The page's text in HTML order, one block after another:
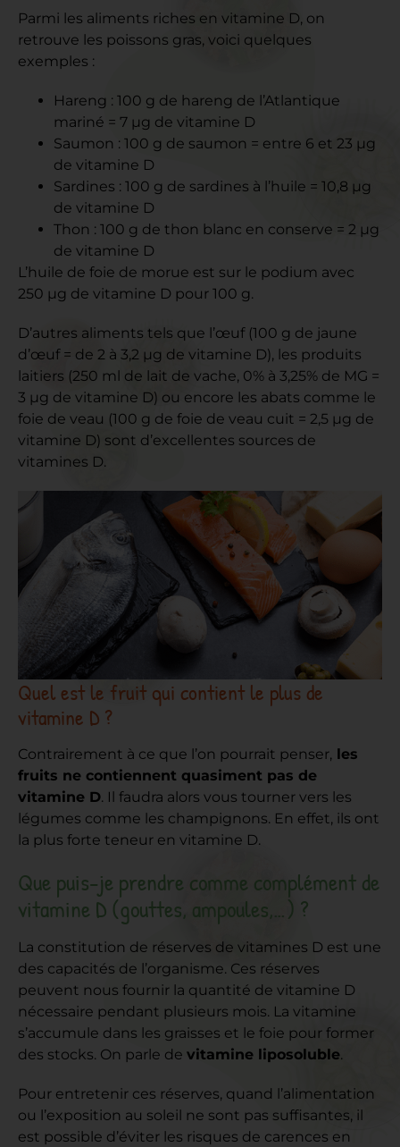
Parmi les aliments riches en vitamine D, on
retrouve les poissons gras, voici quelques
exemples :
Hareng : 100 g de hareng de l’Atlantique
mariné = 7 µg de vitamine D
Saumon : 100 g de saumon = entre 6 et 23 µg
de vitamine D
Sardines : 100 g de sardines à l’huile = 10,8 µg
de vitamine D
Thon : 100 g de thon blanc en conserve = 2 µg
de vitamine D
L’huile de foie de morue est sur le podium avec
250 µg de vitamine D pour 100 g.
D’autres aliments tels que l’œuf (100 g de jaune
d’œuf = de 2 à 3,2 µg de vitamine D), les produits
laitiers (250 ml de lait de vache, 0% à 3,25% de MG =
3 µg de vitamine D) ou encore les abats comme le
foie de veau (100 g de foie de veau cuit = 2,5 µg de
vitamine D) sont d’excellentes sources de
vitamines D.
Quel est le fruit qui contient le plus de
vitamine D ?
Contrairement à ce que l’on pourrait penser, les
fruits ne contiennent quasiment pas de
vitamine D. Il faudra alors vous tourner vers les
légumes comme les champignons. En effet, ils ont
la plus forte teneur en vitamine D.
Que puis-je prendre comme complément de
vitamine D (gouttes, ampoules,…) ?
La constitution de réserves de vitamines D est une
des capacités de l’organisme. Ces réserves
peuvent nous fournir la quantité de vitamine D
nécessaire pendant plusieurs mois. La vitamine
s’accumule dans les graisses et le foie pour former
des stocks. On parle de vitamine liposoluble.
Pour entretenir ces réserves, quand l’alimentation
ou l’exposition au soleil ne sont pas suffisantes, il
est possible d’éviter les risques de carences en